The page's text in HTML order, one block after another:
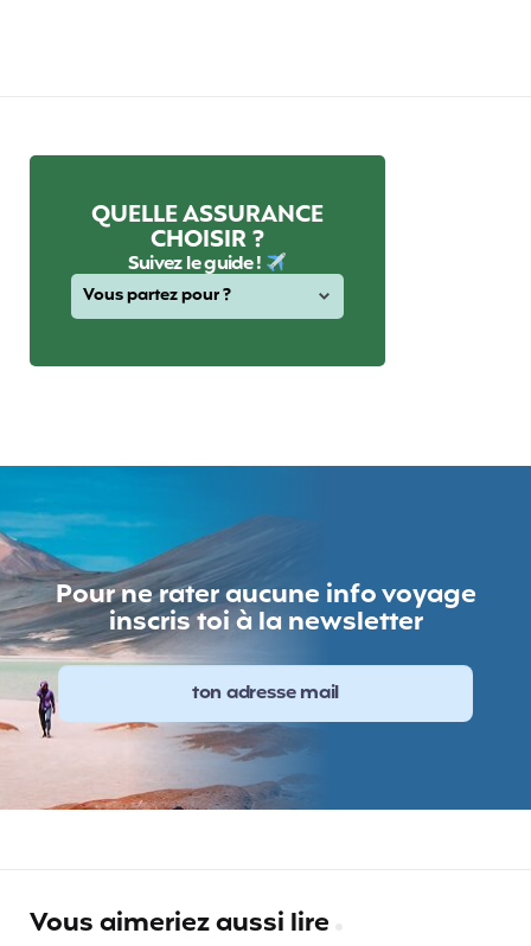
QUELLE ASSURANCE
CHOISIR ?
Suivez le guide !
Pour ne rater aucune info voyage
inscris toi à la newsletter
Vous aimeriez aussi lire